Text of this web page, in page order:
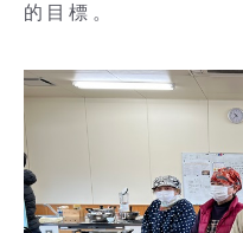
的目標。